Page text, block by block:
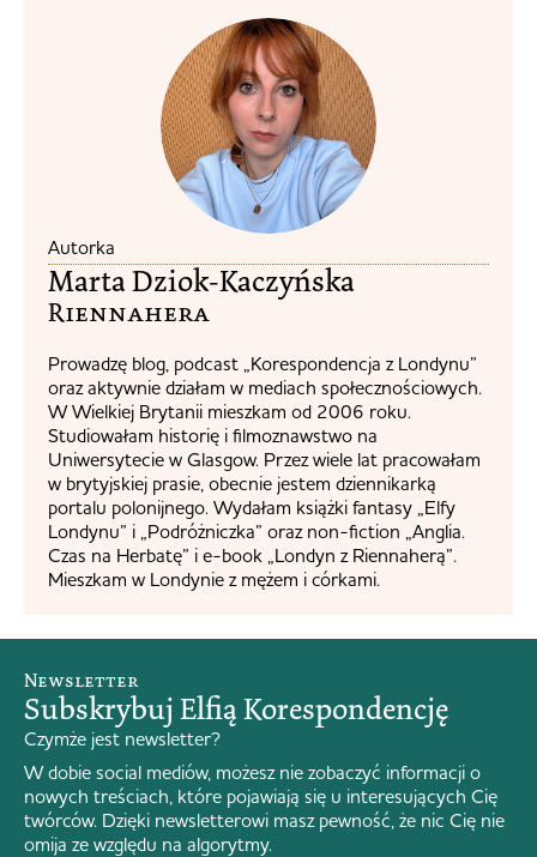
Autorka
Marta Dziok-Kaczyńska
Riennahera​
Prowadzę blog, podcast „Korespondencja z Londynu”
oraz aktywnie działam w mediach społecznościowych.
W Wielkiej Brytanii mieszkam od 2006 roku.
Studiowałam historię i filmoznawstwo na
Uniwersytecie w Glasgow. Przez wiele lat pracowałam
w brytyjskiej prasie, obecnie jestem dziennikarką
portalu polonijnego. Wydałam książki fantasy „Elfy
Londynu” i „Podróżniczka” oraz non-fiction „Anglia.
Czas na Herbatę” i e-book „Londyn z Riennaherą”.
Mieszkam w Londynie z mężem i córkami.
Newsletter
Subskrybuj Elfią Korespondencję
Czymże jest newsletter?
W dobie social mediów, możesz nie zobaczyć informacji o
nowych treściach, które pojawiają się u interesujących Cię
twórców. Dzięki newsletterowi masz pewność, że nic Cię nie
omija ze względu na algorytmy.